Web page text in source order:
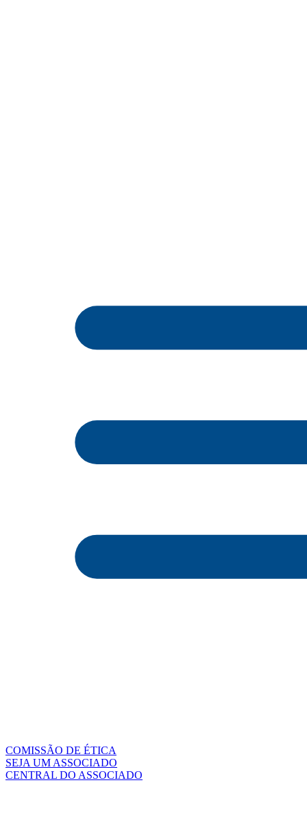
COMISSÃO DE ÉTICA
SEJA UM ASSOCIADO
CENTRAL DO ASSOCIADO